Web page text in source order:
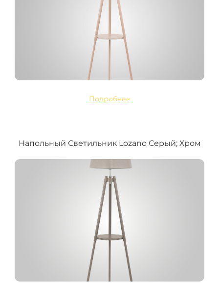
Подробнее
Напольный Светильник Lozano Серый; Хром